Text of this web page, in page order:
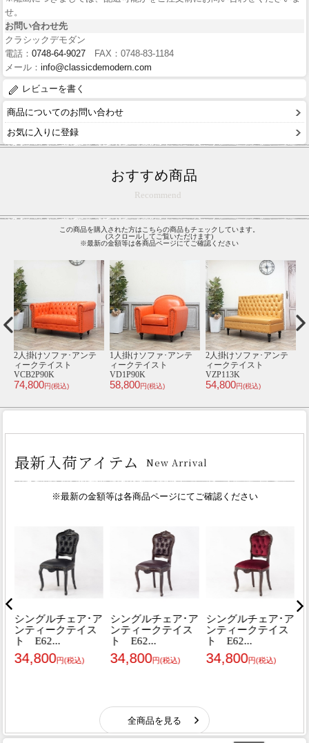
せ。
お問い合わせ先
クラシックデモダン
電話： 0748-64-9027 FAX：0748-83-1184
メール： info@classicdemodern.com
レビューを書く
商品についてのお問い合わせ
お気に入りに登録
おすすめ商品
Recommend
この商品を購入された方はこちらの商品もチェックしています。
(スクロールしてご覧いただけます)
※最新の金額等は各商品ページにてご確認ください
2人掛けソファ･アンテ
ィークテイスト
VZP112K
54,800円(税込)
2人掛けソファ･アンテ
ィークテイスト
VZP94K
54,800円(税込)
1人掛けソファ･アンテ
ィークテイスト
VL1P90K
48,800円(税込)